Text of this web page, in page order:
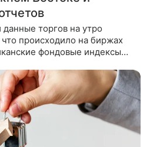
торгов на утро
происходило на биржах
фондовые индексы